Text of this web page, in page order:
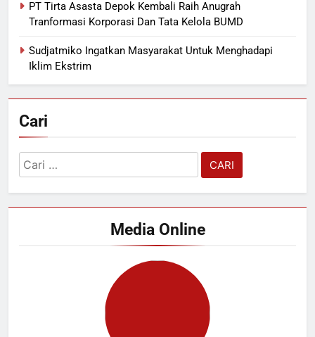
PT Tirta Asasta Depok Kembali Raih Anugrah
Tranformasi Korporasi Dan Tata Kelola BUMD
Sudjatmiko Ingatkan Masyarakat Untuk Menghadapi
Iklim Ekstrim
Cari
Cari
untuk:
Media Online